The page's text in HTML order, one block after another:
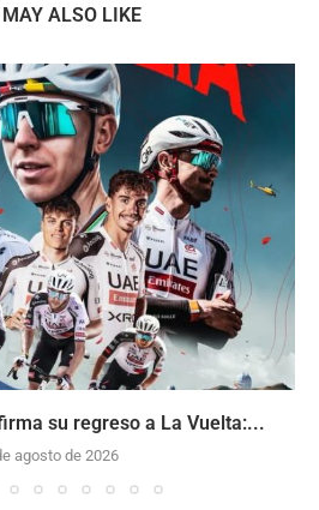
ALSO LIKE
su regreso a La Vuelta:...
agosto de 2026